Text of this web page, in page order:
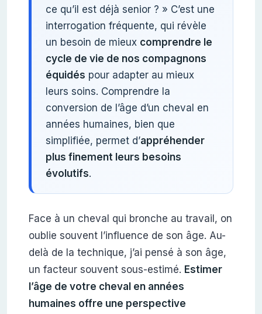
ce qu’il est déjà senior ? » C’est une
interrogation fréquente, qui révèle
un besoin de mieux comprendre le
cycle de vie de nos compagnons
équidés pour adapter au mieux
leurs soins. Comprendre la
conversion de l’âge d’un cheval en
années humaines, bien que
simplifiée, permet d’appréhender
plus finement leurs besoins
évolutifs.
Face à un cheval qui bronche au travail, on
oublie souvent l’influence de son âge. Au-
delà de la technique, j’ai pensé à son âge,
un facteur souvent sous-estimé. Estimer
l’âge de votre cheval en années
humaines offre une perspective